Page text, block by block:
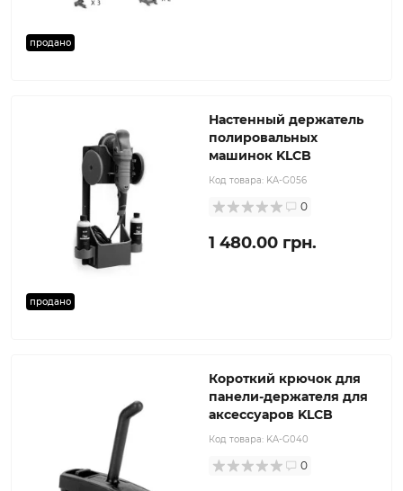
продано
продано
Настенный держатель
полировальных
машинок KLCB
Код товара: KA-G056
0
1 480.00 грн.
Короткий крючок для
панели-держателя для
аксессуаров KLCB
Код товара: KA-G040
0